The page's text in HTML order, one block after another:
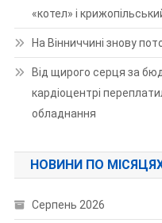
«котел» і
На Вінниччині знову
Від щирого серця за
кардіоцентрі
обладнання
НОВИНИ ПО
Серпень 2026